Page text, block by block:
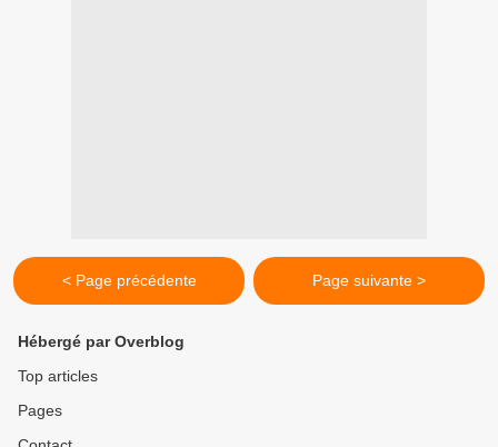
< Page précédente Page suivante >
Hébergé par Overblog
Top articles
Pages